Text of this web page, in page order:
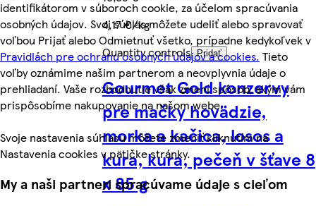
identifikátorom v súboroch cookie, za účelom spracúvania
osobných údajov. Svoj súhlas môžete udeliť alebo spravovať
voľbou Prijať alebo Odmietnuť všetko, prípadne kedykoľvek v
Pravidlách pre ochranu osobných údajov a cookies. Tieto
voľby oznámime našim partnerom a neovplyvnia údaje o
prehliadaní. Vaše rozhodnutie však zmení spôsob, akým vám
prispôsobíme nakupovanie na našom webe.
Svoje nastavenia súhlasu môžete zmeniť kliknutím na
Nastavenia cookies v pätičke stránky.
My a naši partneri spracúvame údaje s cieľom
4,17 €/kg
Quantity controls Pridať
Gourmet Gold konzervy
pre mačky hovädzie,
morka a kačica, losos a
kura, kura, pečeň v šťave 8
x 85 g